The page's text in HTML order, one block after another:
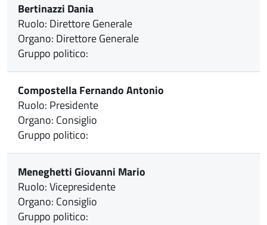
Bertinazzi Dania
Ruolo: Direttore Generale
Organo: Direttore Generale
Gruppo politico:
Compostella Fernando Antonio
Ruolo: Presidente
Organo: Consiglio
Gruppo politico:
Meneghetti Giovanni Mario
Ruolo: Vicepresidente
Organo: Consiglio
Gruppo politico: